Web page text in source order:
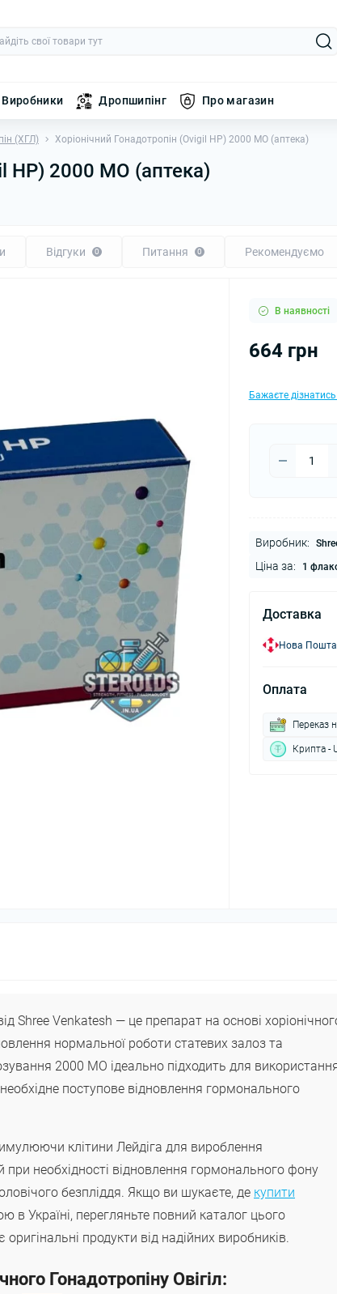
Виробники Дропшипінг Про магазин
(ХГЛ) Хоріонічний Гонадотропін (Ovigil HP) 2000 МО (аптека)
HP) 2000 МО (аптека)
Відгуки 0 Питання 0 Рекомендуємо
В наявності
664 грн
Бажаєте
Виробник:
Ціна за: 1
Доставка
Нова Пошта
Оплата
Переказ
Крипта -
Shree Venkatesh — це препарат на основі
нормальної роботи статевих залоз та
2000 МО ідеально підходить для
поступове відновлення гормонального
клітини Лейдіга для вироблення
необхідності відновлення гормонального фону
безпліддя. Якщо ви шукаєте, де купити
в Україні, перегляньте повний каталог цього
продукти від надійних виробників.
Гонадотропіну Овігіл: